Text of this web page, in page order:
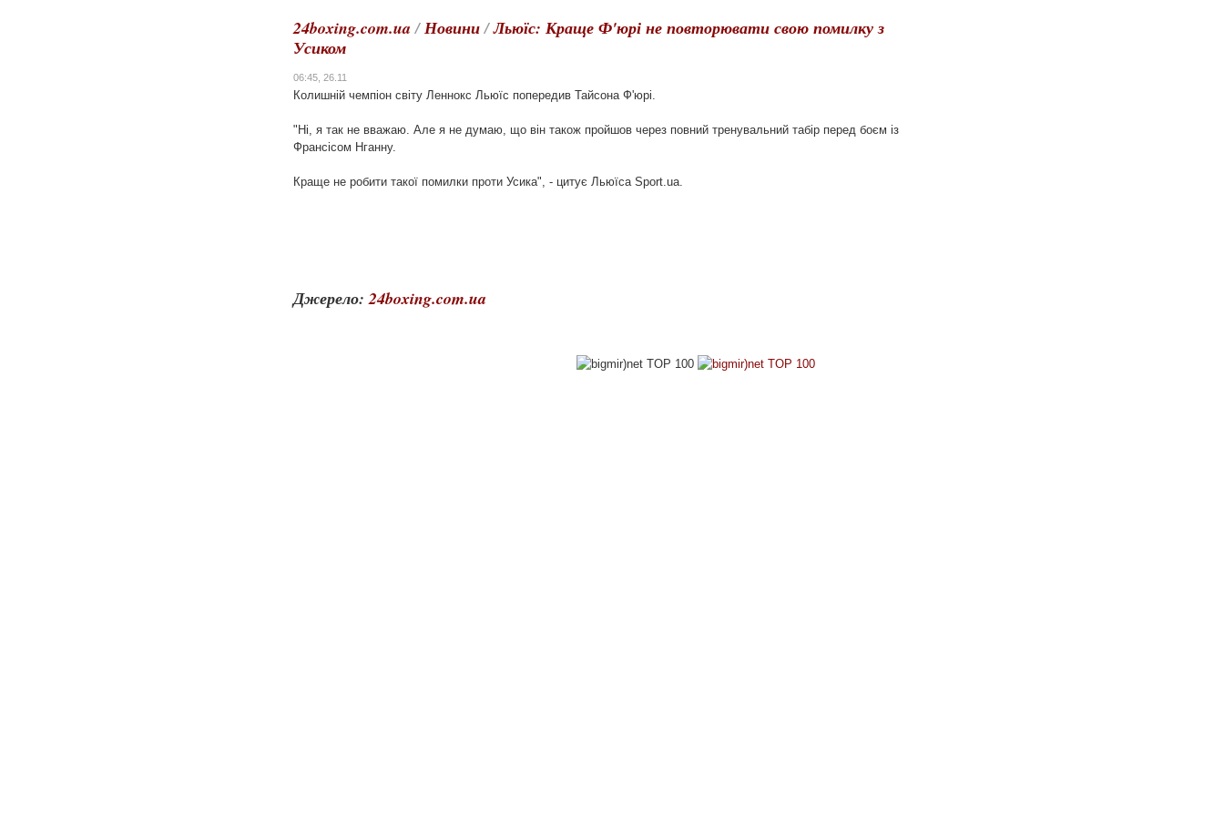
24boxing.com.ua /Новини/Льюїс: Краще Ф'юрі не повторювати свою помилку з
Усиком
06:45, 26.11
Колишній чемпіон світу Леннокс Льюїс попередив Тайсона Ф'юрі.
"Ні, я так не вважаю. Але я не думаю, що він також пройшов через повний тренувальний табір перед боєм із
Франсісом Нганну.
Краще не робити такої помилки проти Усика", - цитує Льюїса Sport.ua.
Джерело:24boxing.com.ua